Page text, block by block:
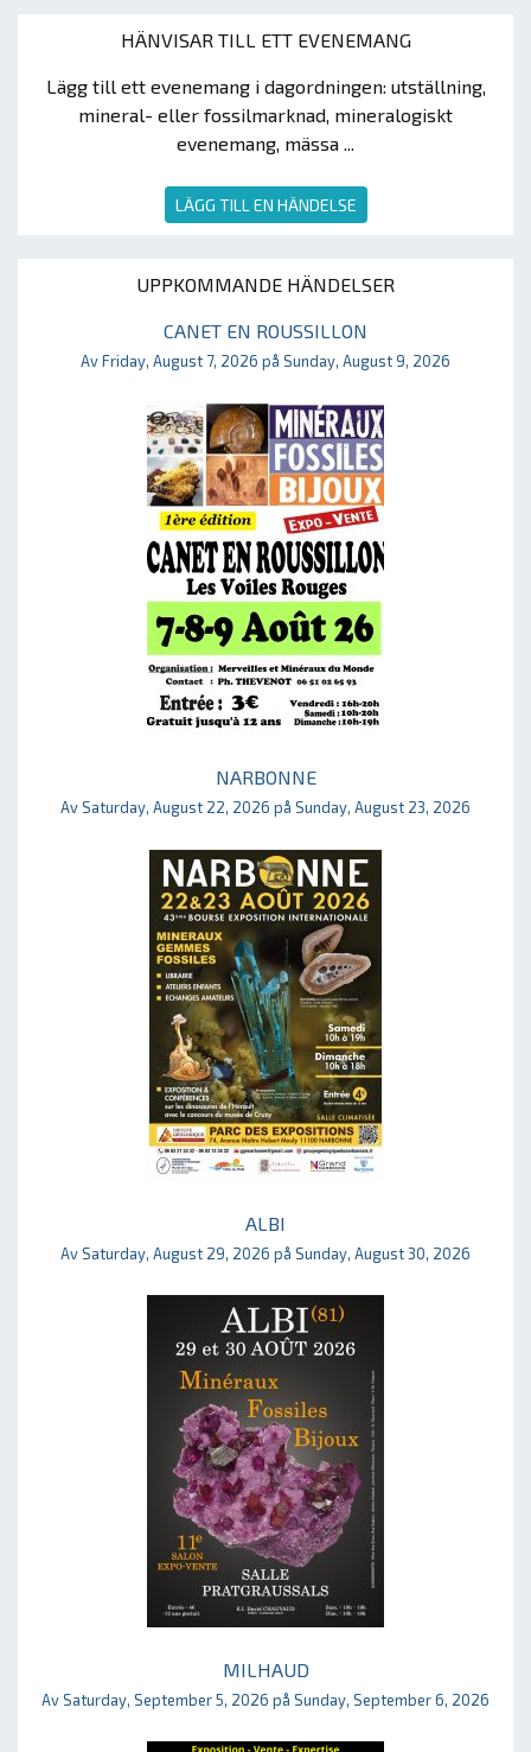
HÄNVISAR TILL ETT EVENEMANG
Lägg till ett evenemang i dagordningen: utställning,
mineral- eller fossilmarknad, mineralogiskt
evenemang, mässa ...
LÄGG TILL EN HÄNDELSE
UPPKOMMANDE HÄNDELSER
CANET EN ROUSSILLON
Av Friday, August 7, 2026 på Sunday, August 9, 2026
NARBONNE
Av Saturday, August 22, 2026 på Sunday, August 23, 2026
ALBI
Av Saturday, August 29, 2026 på Sunday, August 30, 2026
MILHAUD
Av Saturday, September 5, 2026 på Sunday, September 6, 2026